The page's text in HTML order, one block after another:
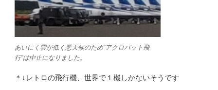
あいにく雲が低く悪天候のため”アクロバット飛
行”は中止になりました。
＊↓レトロの飛行機、世界で１機しかないそうです